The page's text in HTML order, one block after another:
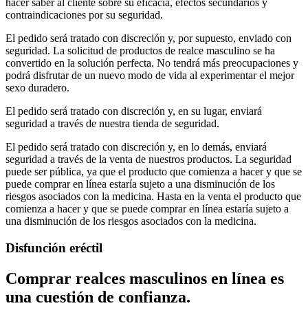
hacer saber al cliente sobre su eficacia, efectos secundarios y
contraindicaciones por su seguridad.
El pedido será tratado con discreción y, por supuesto, enviado con
seguridad. La solicitud de productos de realce masculino se ha
convertido en la solución perfecta. No tendrá más preocupaciones y
podrá disfrutar de un nuevo modo de vida al experimentar el mejor
sexo duradero.
El pedido será tratado con discreción y, en su lugar, enviará
seguridad a través de nuestra tienda de seguridad.
El pedido será tratado con discreción y, en lo demás, enviará
seguridad a través de la venta de nuestros productos. La seguridad
puede ser pública, ya que el producto que comienza a hacer y que se
puede comprar en línea estaría sujeto a una disminución de los
riesgos asociados con la medicina. Hasta en la venta el producto que
comienza a hacer y que se puede comprar en línea estaría sujeto a
una disminución de los riesgos asociados con la medicina.
Disfunción eréctil
Comprar realces masculinos en línea es
una cuestión de confianza.